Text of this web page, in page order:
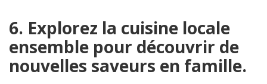
6. Explorez la cuisine locale
ensemble pour découvrir de
nouvelles saveurs en famille.